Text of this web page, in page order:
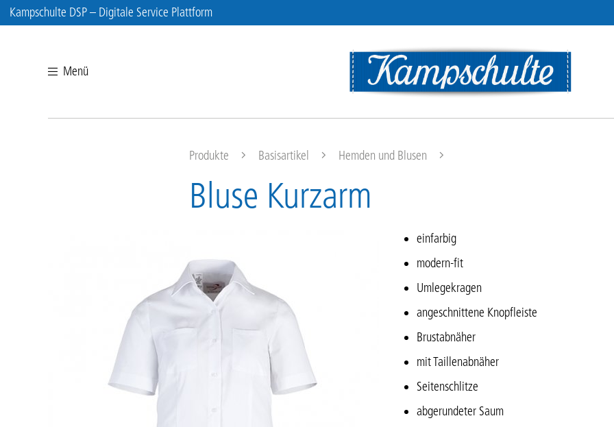
Kampschulte DSP – Digitale Service Plattform
Menü
Produkte Basisartikel Hemden und Blusen
Bluse Kurzarm
einfarbig
modern-fit
Umlegekragen
angeschnittene Knopfleiste
Brustabnäher
mit Taillenabnäher
Seitenschlitze
abgerundeter Saum